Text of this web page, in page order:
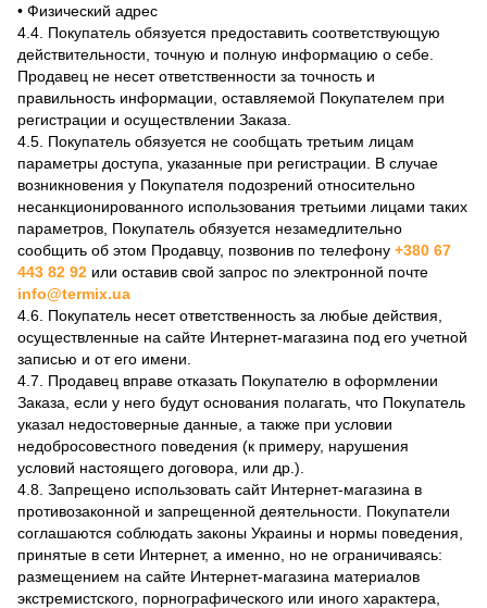
• Физический адрес
4.4. Покупатель обязуется предоставить соответствующую
действительности, точную и полную информацию о себе.
Продавец не несет ответственности за точность и
правильность информации, оставляемой Покупателем при
регистрации и осуществлении Заказа.
4.5. Покупатель обязуется не сообщать третьим лицам
параметры доступа, указанные при регистрации. В случае
возникновения у Покупателя подозрений относительно
несанкционированного использования третьими лицами таких
параметров, Покупатель обязуется незамедлительно
сообщить об этом Продавцу, позвонив по телефону +380 67
443 82 92 или оставив свой запрос по электронной почте
info@termix.ua
4.6. Покупатель несет ответственность за любые действия,
осуществленные на сайте Интернет-магазина под его учетной
записью и от его имени.
4.7. Продавец вправе отказать Покупателю в оформлении
Заказа, если у него будут основания полагать, что Покупатель
указал недостоверные данные, а также при условии
недобросовестного поведения (к примеру, нарушения
условий настоящего договора, или др.).
4.8. Запрещено использовать сайт Интернет-магазина в
противозаконной и запрещенной деятельности. Покупатели
соглашаются соблюдать законы Украины и нормы поведения,
принятые в сети Интернет, а именно, но не ограничиваясь:
размещением на сайте Интернет-магазина материалов
экстремистского, порнографического или иного характера,